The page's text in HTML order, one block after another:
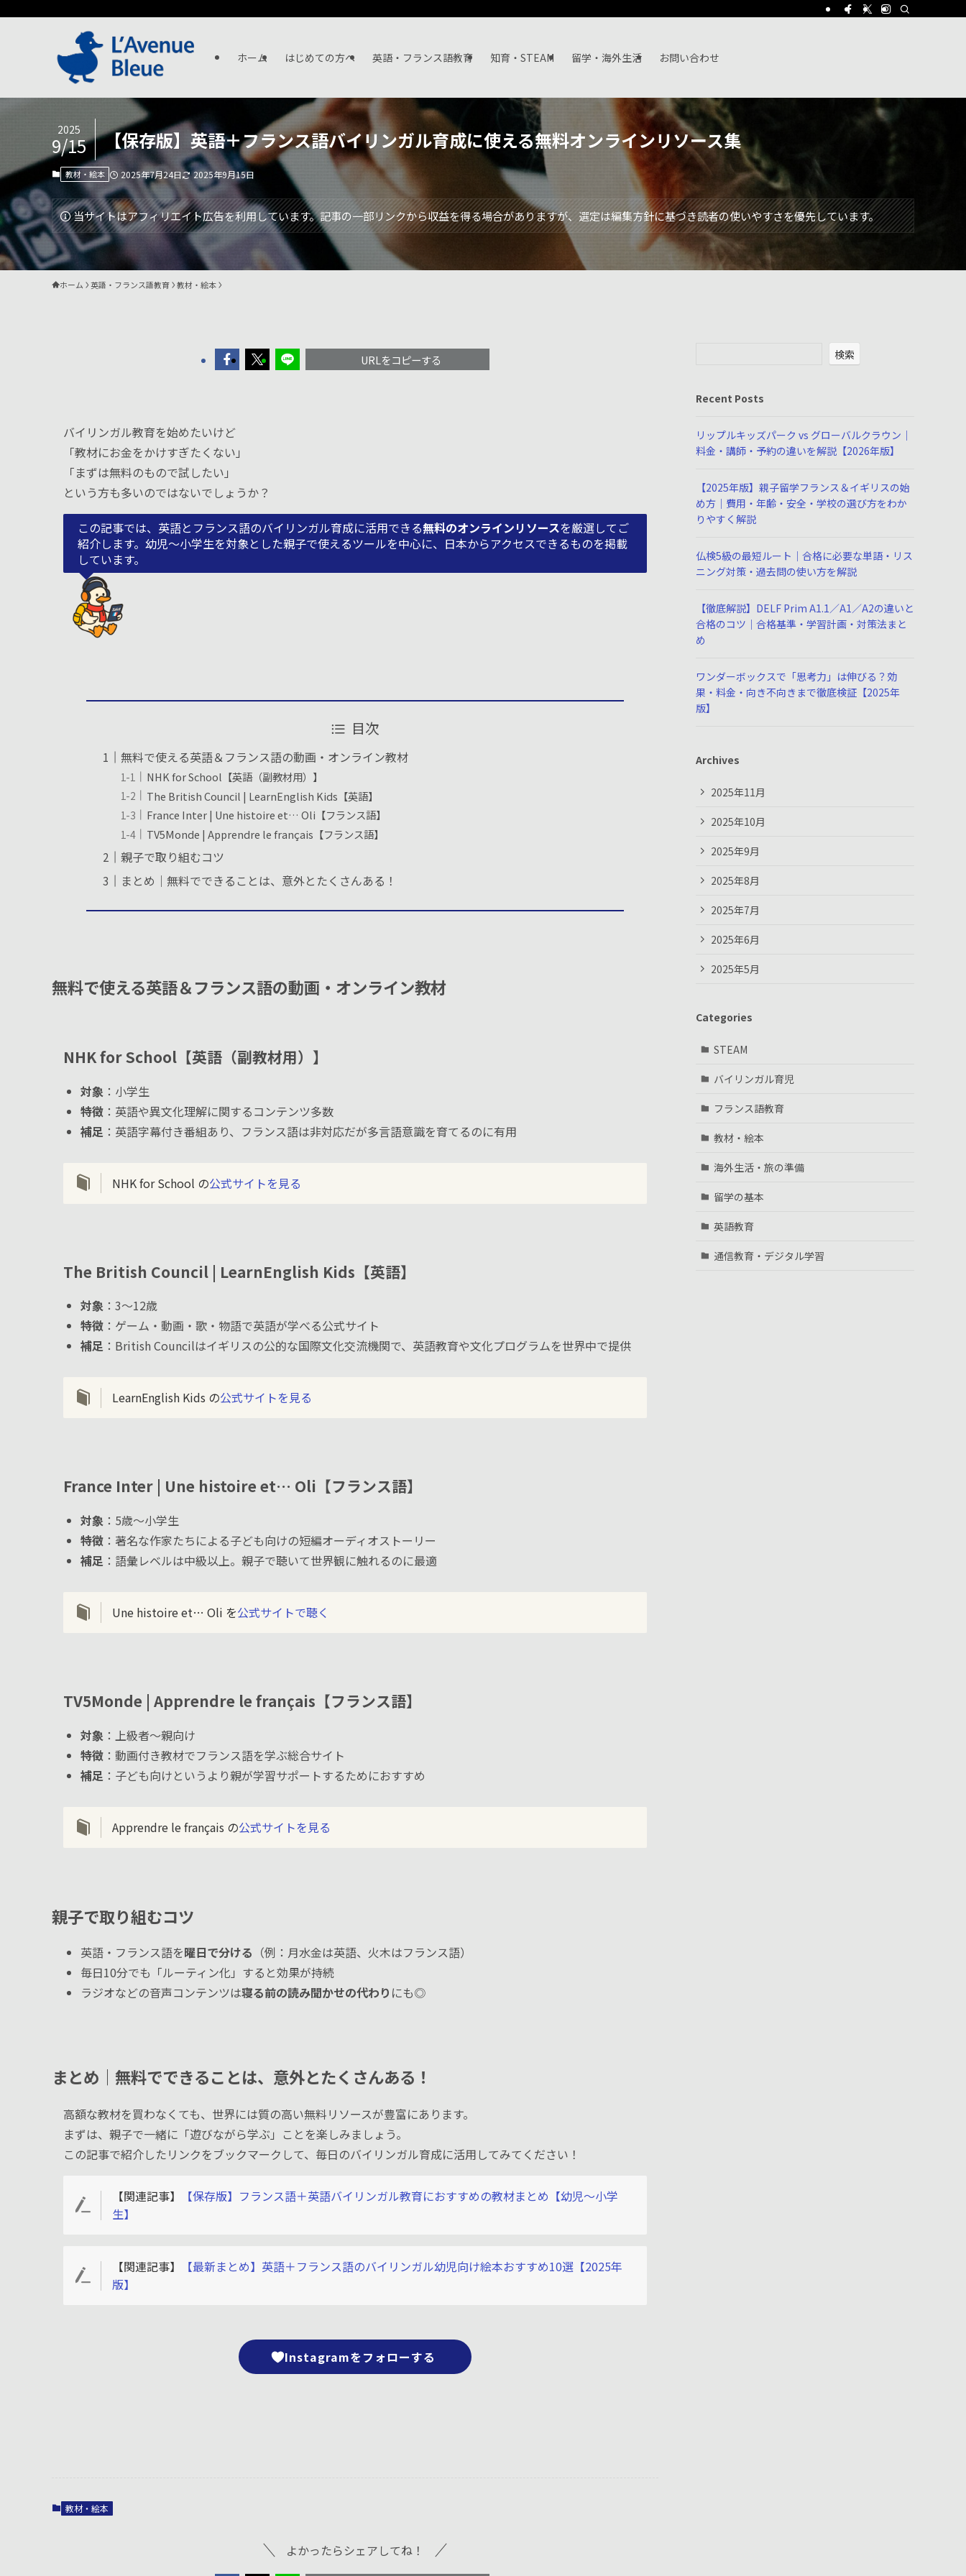
ホーム はじめての方へ 英語・フランス語教育 知育・STEAM 留学・海外生活 お問い合わせ
【保存版】英語＋フランス語バイリンガル育成に使える無料オンラインリソース集
2025
9/15
教材・絵本 2025年7月24日 2025年9月15日
当サイトはアフィリエイト広告を利用しています。記事の一部リンクから収益を得る場合がありますが、選定は編集方針に基づき読者の使いやすさを優先しています。
ホーム 英語・フランス語教育 教材・絵本
URLをコピーする
バイリンガル教育を始めたいけど
「教材にお金をかけすぎたくない」
「まずは無料のもので試したい」
という方も多いのではないでしょうか？
この記事では、英語とフランス語のバイリンガル育成に活用できる無料のオンラインリソースを厳選してご
紹介します。幼児〜小学生を対象とした親子で使えるツールを中心に、日本からアクセスできるものを掲載
しています。
目次
無料で使える英語＆フランス語の動画・オンライン教材
NHK for School【英語（副教材用）】
The British Council | LearnEnglish Kids【英語】
France Inter | Une histoire et… Oli【フランス語】
TV5Monde | Apprendre le français【フランス語】
親子で取り組むコツ
まとめ｜無料でできることは、意外とたくさんある！
無料で使える英語＆フランス語の動画・オンライン教材
NHK for School 【英語（副教材用）】
対象 ：小学生
特徴 ：英語や異文化理解に関するコンテンツ多数
補足 ：英語字幕付き番組あり、フランス語は非対応だが多言語意識を育てるのに有用
NHK for School の公式サイトを見る
The British Council | LearnEnglish Kids【英語】
対象 ：3〜12歳
特徴 ：ゲーム・動画・歌・物語で英語が学べる公式サイト
補足 ：British Councilはイギリスの公的な国際文化交流機関で、英語教育や文化プログラムを世界中で提供
LearnEnglish Kids の公式サイトを見る
France Inter | Une histoire et… Oli【フランス語】
対象 ：5歳〜小学生
特徴 ：著名な作家たちによる子ども向けの短編オーディオストーリー
補足 ：語彙レベルは中級以上。親子で聴いて世界観に触れるのに最適
Une histoire et… Oli を公式サイトで聴く
TV5Monde | Apprendre le français【フランス語】
対象 ：上級者〜親向け
特徴 ：動画付き教材でフランス語を学ぶ総合サイト
補足 ：子ども向けというより親が学習サポートするためにおすすめ
Apprendre le français の公式サイトを見る
親子で取り組むコツ
英語・フランス語を曜日で分ける （例：月水金は英語、火木はフランス語）
毎日10分でも「ルーティン化」すると効果が持続
ラジオなどの音声コンテンツは寝る前の読み聞かせの代わり にも◎
まとめ｜無料でできることは、意外とたくさんある！
高額な教材を買わなくても、世界には質の高い無料リソースが豊富にあります。
まずは、親子で一緒に「遊びながら学ぶ」ことを楽しみましょう。
この記事で紹介したリンクをブックマークして、毎日のバイリンガル育成に活用してみてください！
【関連記事】
【保存版】フランス語＋英語バイリンガル教育におすすめの教材まとめ【幼児〜小学
生】
【関連記事】
【最新まとめ】英語＋フランス語のバイリンガル幼児向け絵本おすすめ10選【2025年
版】
Instagramをフォローする
教材・絵本
よかったらシェアしてね！
検索
Recent Posts
リップルキッズパーク vs グローバルクラウン｜
料金・講師・予約の違いを解説【2026年版】
【2025年版】親子留学フランス＆イギリスの始
め方｜費用・年齢・安全・学校の選び方をわか
りやすく解説
仏検5級の最短ルート｜合格に必要な単語・リス
ニング対策・過去問の使い方を解説
【徹底解説】DELF Prim A1.1／A1／A2の違いと
合格のコツ｜合格基準・学習計画・対策法まと
め
ワンダーボックスで「思考力」は伸びる？効
果・料金・向き不向きまで徹底検証【2025年
版】
Archives
2025年11月
2025年10月
2025年9月
2025年8月
2025年7月
2025年6月
2025年5月
Categories
STEAM
バイリンガル育児
フランス語教育
教材・絵本
海外生活・旅の準備
留学の基本
英語教育
通信教育・デジタル学習